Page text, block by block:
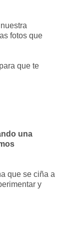
fotos que
que te
una
que se ciña a
y